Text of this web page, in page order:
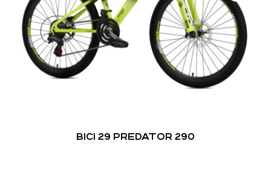
BICI 29 PREDATOR 290